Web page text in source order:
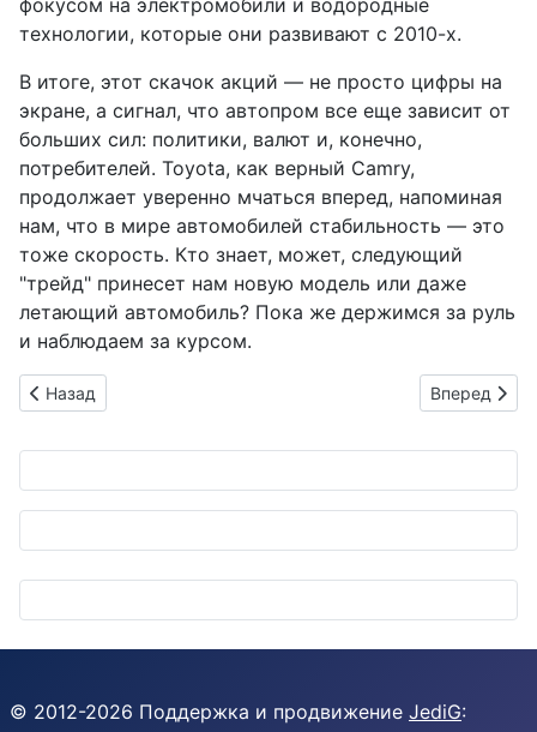
технологии, которые они развивают с 2010-х.
В итоге, этот скачок акций — не просто цифры на
экране, а сигнал, что автопром все еще зависит от
больших сил: политики, валют и, конечно,
потребителей. Toyota, как верный Camry,
продолжает уверенно мчаться вперед, напоминая
нам, что в мире автомобилей стабильность — это
тоже скорость. Кто знает, может, следующий
"трейд" принесет нам новую модель или даже
летающий автомобиль? Пока же держимся за руль
и наблюдаем за курсом.
Предыдущий: Faurecia и Chery: Французская поддержка для
Назад Следующий:
Вперед
© 2012-2026 Поддержка и продвижение JediG: